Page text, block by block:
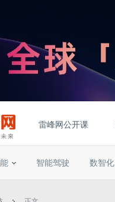
雷峰网公开课
智能驾驶 数智化